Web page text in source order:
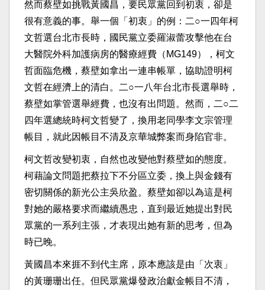
然而蔡壁如挑戰黃國昌，要民眾黨回到初衷，卻是
很有意義的事。舉一個「初衷」的例：二○一四年柯
文哲選台北市長時，國民黨立委羅淑蕾攻擊他在台
大醫院外科加護病房的醫療經費（MG149），柯文
哲面臨危機，蔡壁如拿出一連串帳單，協助證明柯
文哲在經濟上的清白。二○一八年台北市長選舉時，
蔡壁如掌管選舉經費，也沒有出問題。然而，二○二
四年選總統時柯文哲變了，換用老同學李文宗管理
帳目，就此因帳目不清及京華城弊案而身陷官非。
柯文哲改變初衷，自然也改變他對蔡壁如的態度。
柯藉論文問題把蔡拉下不分區立委，換上與金錢有
密切關係的新光公主吳欣盈。蔡壁如卻以為這是柯
對她的嚴格要求而繼續愚忠，直到最近她提出對民
眾黨的一系列主張，才表現出她有新的思考，但為
時已晚。
黃國昌本來捱不到代主席，原本應該是由「次衷」
的黃珊珊出任。但民眾黨爆發政治獻金帳目不清，